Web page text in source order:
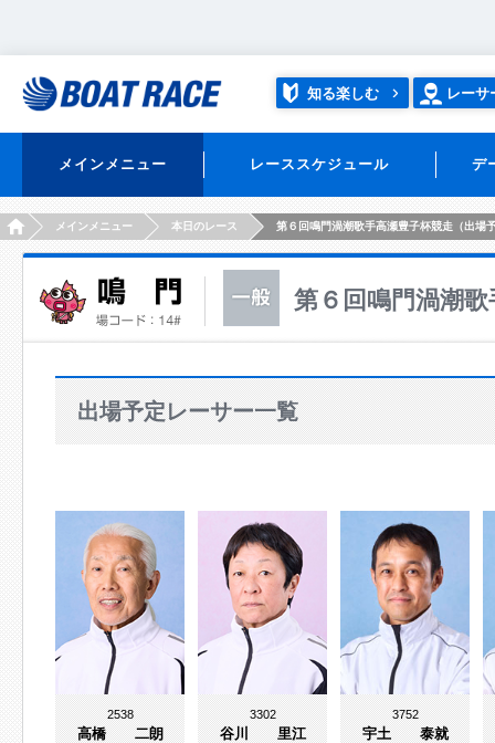
知る楽しむ レーサ
メインメニュー レーススケジュール デ
HOMEメインメニュー 本日のレース 第６回鳴門渦潮歌手高瀬豊子杯競走（出場
第６回鳴門渦潮
出場予定レーサー一覧
2538
高橋 二朗
3302
谷川 里江
3752
宇土 泰就